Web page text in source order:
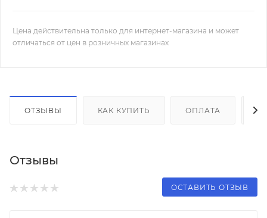
Цена действительна только для интернет-магазина и может
отличаться от цен в розничных магазинах
ОТЗЫВЫ КАК КУПИТЬ ОПЛАТА
Отзывы
ОСТАВИТЬ ОТЗЫВ